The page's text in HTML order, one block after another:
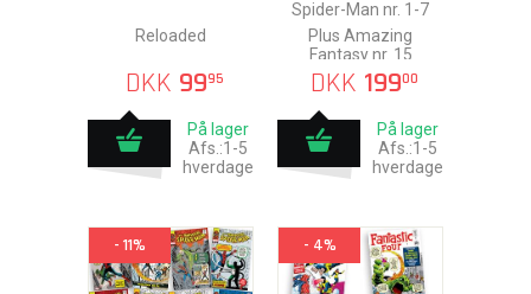
Reloaded
DKK 9995
På lager
Afs.:1-5
hverdage
Spider-Man nr. 1-7
Plus Amazing
Fantasy nr. 15
DKK 19900
På lager
Afs.:1-5
hverdage
- 11% - 4%